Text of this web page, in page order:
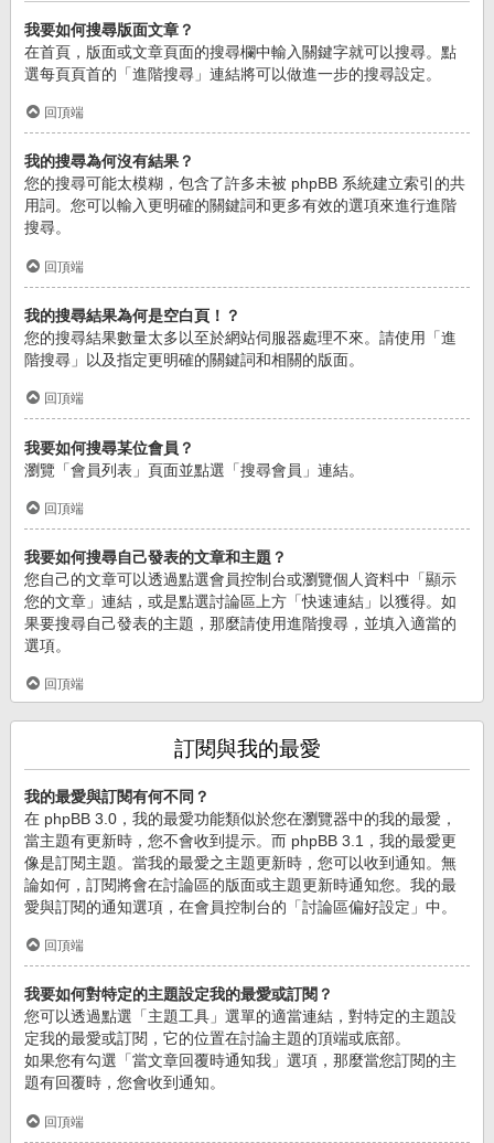
我要如何搜尋版面文章？
在首頁，版面或文章頁面的搜尋欄中輸入關鍵字就可以搜尋。點
選每頁頁首的「進階搜尋」連結將可以做進一步的搜尋設定。
回頂端
我的搜尋為何沒有結果？
您的搜尋可能太模糊，包含了許多未被 phpBB 系統建立索引的共
用詞。您可以輸入更明確的關鍵詞和更多有效的選項來進行進階
搜尋。
回頂端
我的搜尋結果為何是空白頁！？
您的搜尋結果數量太多以至於網站伺服器處理不來。請使用「進
階搜尋」以及指定更明確的關鍵詞和相關的版面。
回頂端
我要如何搜尋某位會員？
瀏覽「會員列表」頁面並點選「搜尋會員」連結。
回頂端
我要如何搜尋自己發表的文章和主題？
您自己的文章可以透過點選會員控制台或瀏覽個人資料中「顯示
您的文章」連結，或是點選討論區上方「快速連結」以獲得。如
果要搜尋自己發表的主題，那麼請使用進階搜尋，並填入適當的
選項。
回頂端
訂閱與我的最愛
我的最愛與訂閱有何不同？
在 phpBB 3.0，我的最愛功能類似於您在瀏覽器中的我的最愛，
當主題有更新時，您不會收到提示。而 phpBB 3.1，我的最愛更
像是訂閱主題。當我的最愛之主題更新時，您可以收到通知。無
論如何，訂閱將會在討論區的版面或主題更新時通知您。我的最
愛與訂閱的通知選項，在會員控制台的「討論區偏好設定」中。
回頂端
我要如何對特定的主題設定我的最愛或訂閱？
您可以透過點選「主題工具」選單的適當連結，對特定的主題設
定我的最愛或訂閱，它的位置在討論主題的頂端或底部。
如果您有勾選「當文章回覆時通知我」選項，那麼當您訂閱的主
題有回覆時，您會收到通知。
回頂端